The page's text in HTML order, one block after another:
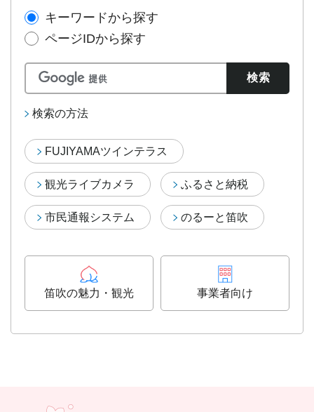
キーワードから探す
ページIDから探す
検索の方法
FUJIYAMAツインテラス
観光ライブカメラ ふるさと納税
市民通報システム のるーと笛吹
笛吹の魅力・観光 事業者向け